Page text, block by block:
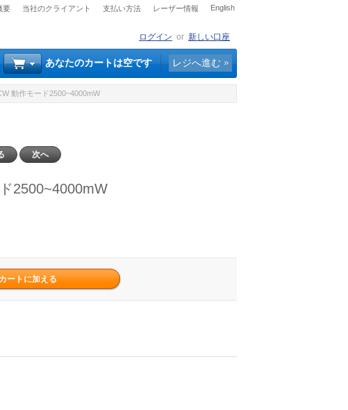
要 当社のクライアント 支払い方法 レーザー情報 English
ログイン or 新しい口座
あなたのカートは空です レジへ進む
動作モード2500~4000mW
次へ
2500~4000mW